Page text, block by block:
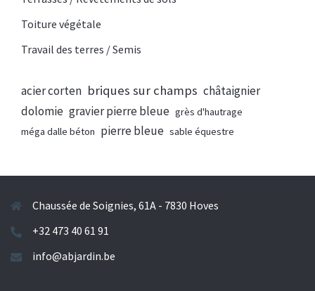
Toiture végétale
Travail des terres / Semis
acier corten briques sur champs châtaignier
dolomie gravier pierre bleue grès d'hautrage
méga dalle béton pierre bleue sable équestre
Chaussée de Soignies, 61A - 7830 Hoves
+32 473 40 61 91
info@abjardin.be